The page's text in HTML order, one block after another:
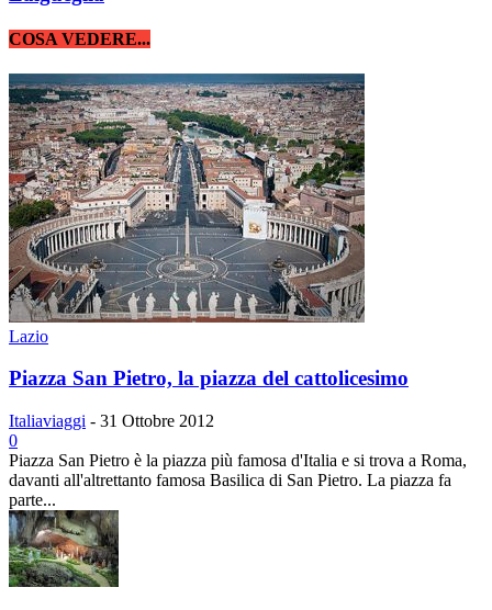
COSA VEDERE...
Lazio
Piazza San Pietro, la piazza del cattolicesimo
Italiaviaggi - 31 Ottobre 2012
0
Piazza San Pietro è la piazza più famosa d'Italia e si trova a Roma,
davanti all'altrettanto famosa Basilica di San Pietro. La piazza fa
parte...